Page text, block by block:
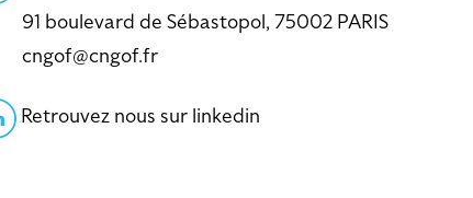
91 boulevard de Sébastopol, 75002 PARIS
cngof@cngof.fr
Retrouvez nous sur linkedin